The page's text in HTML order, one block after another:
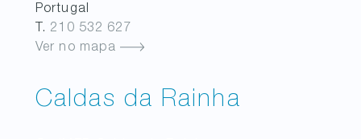
Portugal
T. 210 532 627
Ver no mapa
Caldas da Rainha